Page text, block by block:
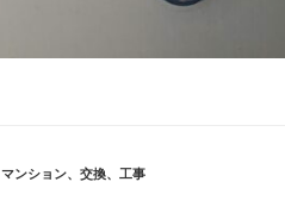
マンション、 交換、 工事